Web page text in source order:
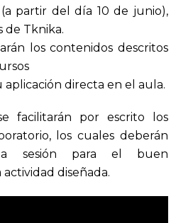
partir del día 10 de junio),
de Tknika.
los contenidos descritos
aplicación directa en el aula.
facilitarán por escrito los
los cuales deberán
sesión para el buen
diseñada.